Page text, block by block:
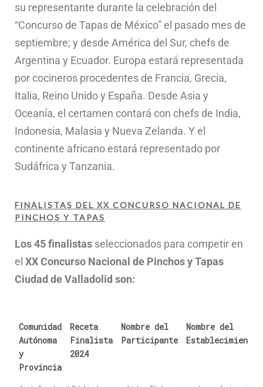
su representante durante la celebración del
“Concurso de Tapas de México” el pasado mes de
septiembre; y desde América del Sur, chefs de
Argentina y Ecuador. Europa estará representada
por cocineros procedentes de Francia, Grecia,
Italia, Reino Unido y España. Desde Asia y
Oceanía, el certamen contará con chefs de India,
Indonesia, Malasia y Nueva Zelanda. Y el
continente africano estará representado por
Sudáfrica y Tanzania.
FINALISTAS DEL XX CONCURSO NACIONAL DE
PINCHOS Y TAPAS
Los 45 finalistas seleccionados para competir en
el XX Concurso Nacional de Pinchos y Tapas
Ciudad de Valladolid son:
Comunidad
Autónoma
y
Provincia
Receta
Finalista
2024
Nombre del
Participante
Nombre del
Establecimiento
Comunidad Autónoma y Receta Nombre del